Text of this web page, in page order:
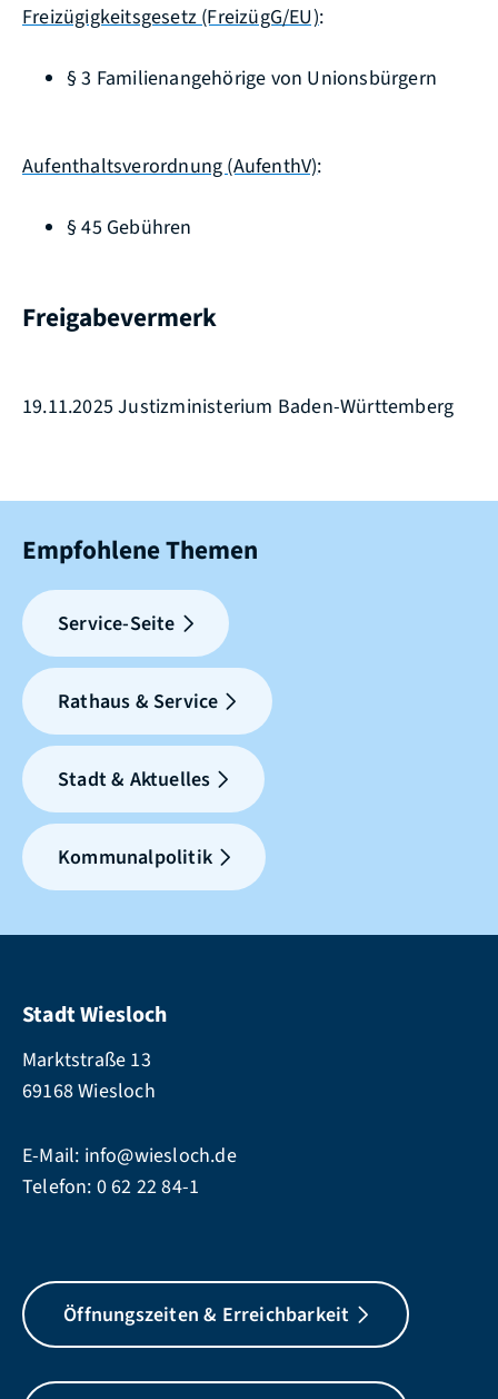
Freizügigkeitsgesetz (FreizügG/EU):
§ 3 Familienangehörige von Unionsbürgern
Aufenthaltsverordnung (AufenthV):
§ 45 Gebühren
Freigabevermerk
19.11.2025 Justizministerium Baden-Württemberg
Empfohlene Themen
Service-Seite
Rathaus & Service
Stadt & Aktuelles
Kommunalpolitik
Stadt Wiesloch
Marktstraße 13
69168 Wiesloch
E-Mail: info@wiesloch.de
Telefon: 0 62 22 84-1
Öffnungszeiten & Erreichbarkeit